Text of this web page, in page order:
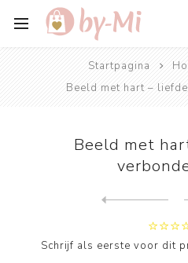
Startpagina
Beeld met hart –
Beeld met
Schrijf als eerste voor dit